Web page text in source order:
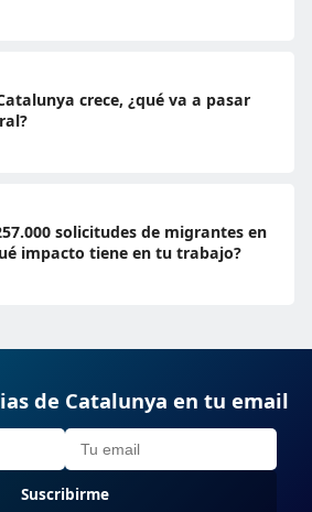
crece, ¿qué va a pasar
solicitudes de migrantes en
impacto tiene en tu trabajo?
de Catalunya en tu email
Suscribirme